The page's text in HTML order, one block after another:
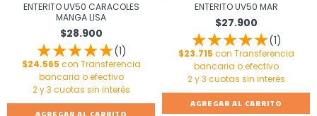
ENTERITO UV50 CARACOLES
MANGA LISA
$28.900
(1)
$24.565 con Transferencia
bancaria o efectivo
ENTERITO UV50 MAR
$27.900
(1)
$23.715 con Transferencia
bancaria o efectivo
AGREGAR AL CARRITO